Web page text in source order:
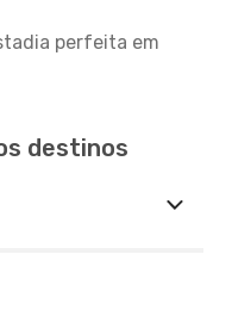
perfeita em
destinos